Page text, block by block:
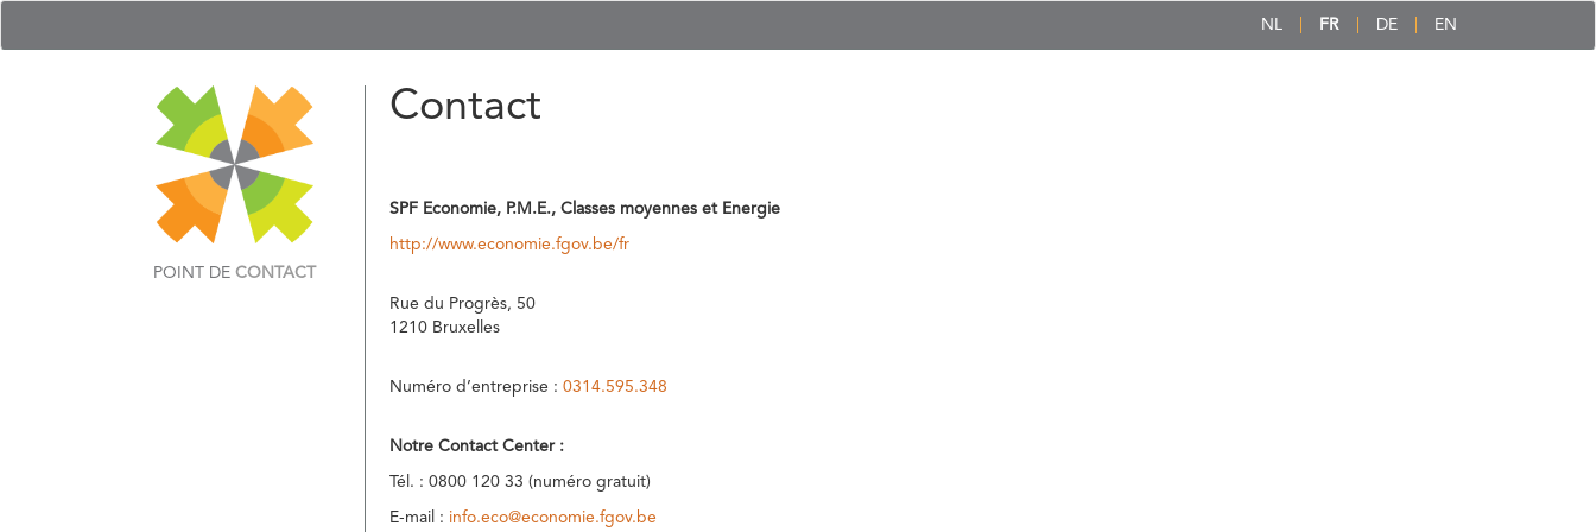
NL FR DE EN
POINT DE CONTACT
Contact
SPF Economie, P.M.E., Classes moyennes et Energie
http://www.economie.fgov.be/fr
Rue du Progrès, 50
1210 Bruxelles
Numéro d’entreprise : 0314.595.348
Notre Contact Center :
Tél. : 0800 120 33 (numéro gratuit)
E-mail : info.eco@economie.fgov.be